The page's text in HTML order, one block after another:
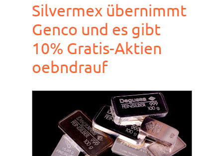
Silvermex übernimmt
Genco und es gibt
10% Gratis-Aktien
oebndrauf